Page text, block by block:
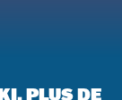
PLUS DE